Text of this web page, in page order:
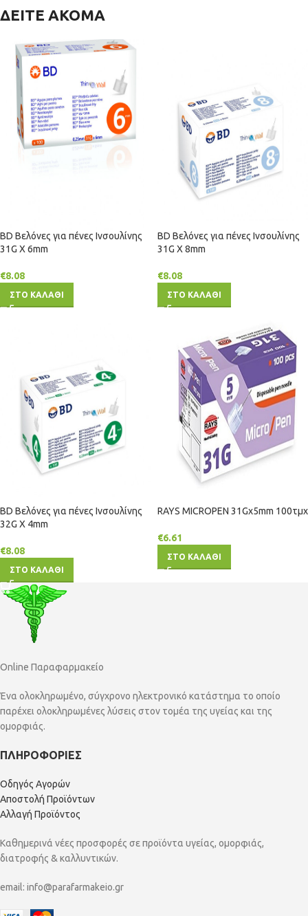
ΔΕΙΤΕ ΑΚΟΜΑ
BD Βελόνες για πένες Ινσουλίνης
31G X 6mm
€8.08
ΣΤΟ ΚΑΛΑΘΙ
BD Βελόνες για πένες Ινσουλίνης
31G X 8mm
€8.08
ΣΤΟ ΚΑΛΑΘΙ
BD Βελόνες για πένες Ινσουλίνης
32G X 4mm
€8.08
ΣΤΟ ΚΑΛΑΘΙ
RAYS ΜΙCRΟΡΕΝ 31Gx5mm 100τμχ
€6.61
ΣΤΟ ΚΑΛΑΘΙ
Online Παραφαρμακείο
Ένα ολοκληρωμένο, σύγχρονο ηλεκτρονικό κατάστημα το οποίο
παρέχει ολοκληρωμένες λύσεις στον τομέα της υγείας και της
ομορφιάς.
ΠΛΗΡΟΦΟΡΙΕΣ
Οδηγός Αγορών
Αποστολή Προϊόντων
Αλλαγή Προϊόντος
Καθημερινά νέες προσφορές σε προϊόντα υγείας, ομορφιάς,
διατροφής & καλλυντικών.
email: info@parafarmakeio.gr